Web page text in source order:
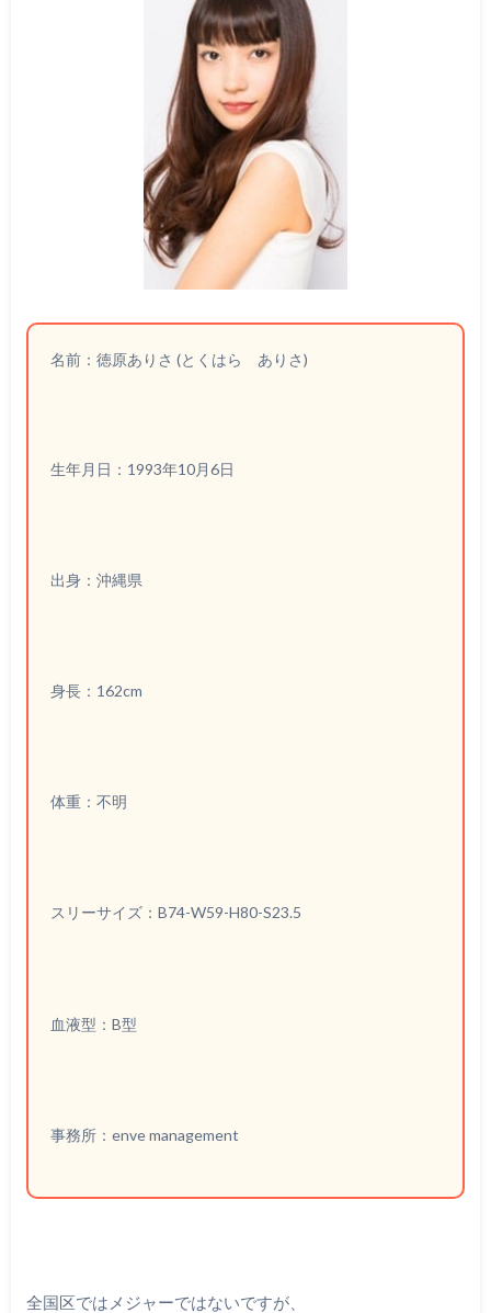
名前：徳原ありさ (とくはら ありさ)
生年月日：1993年10月6日
出身：沖縄県
身長：162cm
体重：不明
スリーサイズ：B74-W59-H80-S23.5
血液型：B型
事務所：enve management
全国区ではメジャーではないですが、